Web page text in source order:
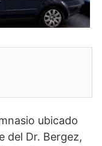
ubicado
del Dr. Bergez,